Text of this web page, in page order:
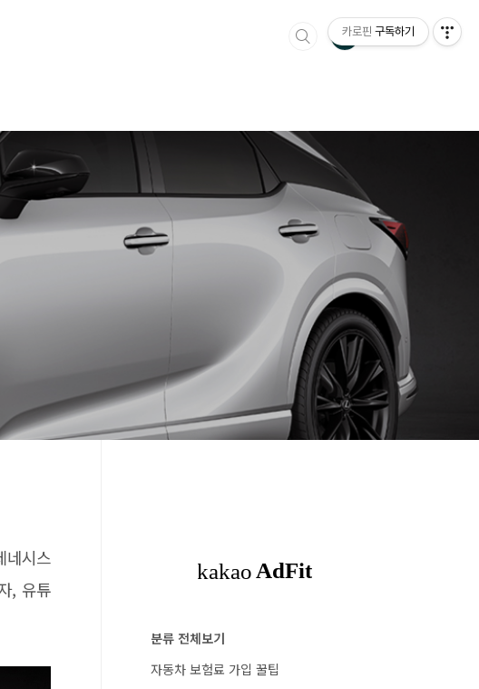
네시스
, 유튜
분류 전체보기
자동차 보험료 가입 꿀팁
카로핀 구독하기